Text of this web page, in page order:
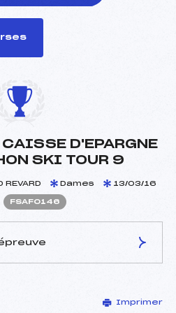
CAISSE D'EPARGNE
SKI TOUR 9
REVARD Dames 13/03/16
FSAF0146
DHEYRIAT FABIENNE ()
Imprimer